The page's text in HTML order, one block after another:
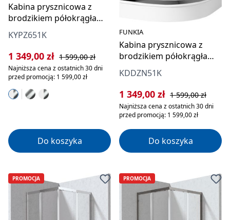
Kabina prysznicowa z
brodzikiem półokrągła
90x90 cm
KYPZ651K
Cena sprzedaży:
1 349,00 zł Cena regularna:
1 599,00 zł
Najniższa cena z ostatnich 30 dni
przed promocją: 1 599,00 zł
Do koszyka
FUNKIA
Kabina prysznicowa z
brodzikiem półokrągła
90x90 cm
KDDZN51K
Cena sprzedaży:
1 349,00 zł Cena regularna:
1 599,00 zł
Najniższa cena z ostatnich 30 dni
przed promocją: 1 599,00 zł
Do koszyka
PROMOCJA PROMOCJA